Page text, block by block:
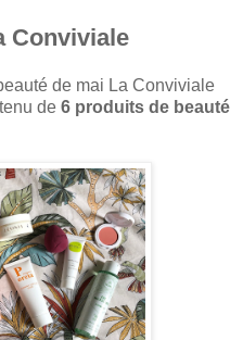
Conviviale
de mai La Conviviale
de 6 produits de beauté